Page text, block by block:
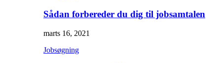
Sådan forbereder du dig til jobsamtalen
marts 16, 2021
Jobsøgning